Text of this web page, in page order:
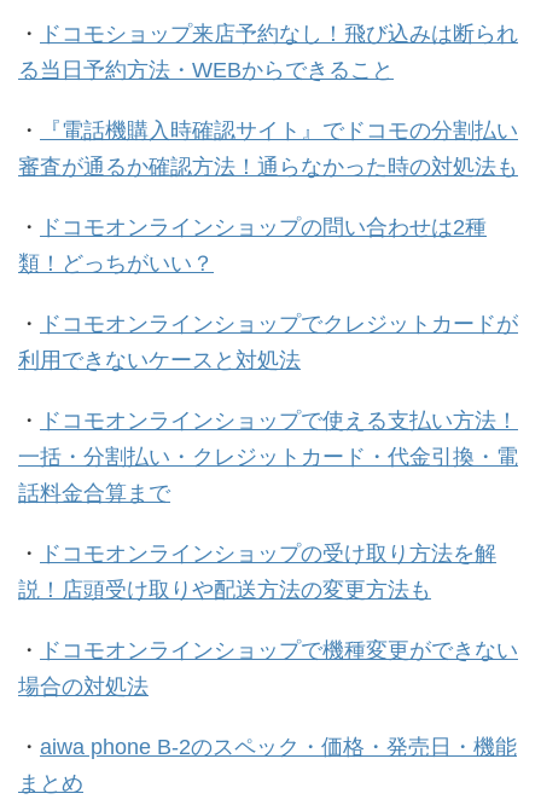
・
ドコモショップ来店予約なし！飛び込みは断られ
る当日予約方法・WEBからできること
・
『電話機購入時確認サイト』でドコモの分割払い
審査が通るか確認方法！通らなかった時の対処法も
・
ドコモオンラインショップの問い合わせは2種
類！どっちがいい？
・
ドコモオンラインショップでクレジットカードが
利用できないケースと対処法
・
ドコモオンラインショップで使える支払い方法！
一括・分割払い・クレジットカード・代金引換・電
話料金合算まで
・
ドコモオンラインショップの受け取り方法を解
説！店頭受け取りや配送方法の変更方法も
・
ドコモオンラインショップで機種変更ができない
場合の対処法
・ aiwa phone B-2のスペック・価格・発売日・機能
まとめ